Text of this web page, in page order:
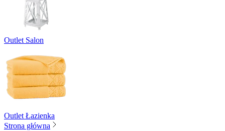
Outlet Salon
Outlet Łazienka
Strona główna